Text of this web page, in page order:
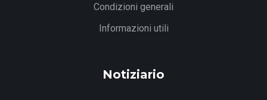
Condizioni generali
Informazioni utili
Notiziario